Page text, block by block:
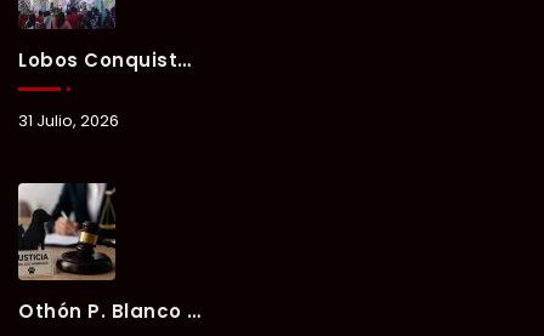
Lobos Conquista La Primera Competencia Del Verano Xul-Há 2026 En Una Noche Llena De Talento Y Energía.
31 Julio, 2026
Othón P. Blanco Refrenda Su Compromiso Contra El Maltrato Animal: Vinculan A Proceso A Presunto Responsable Tras Denuncia Del Ayuntamiento.